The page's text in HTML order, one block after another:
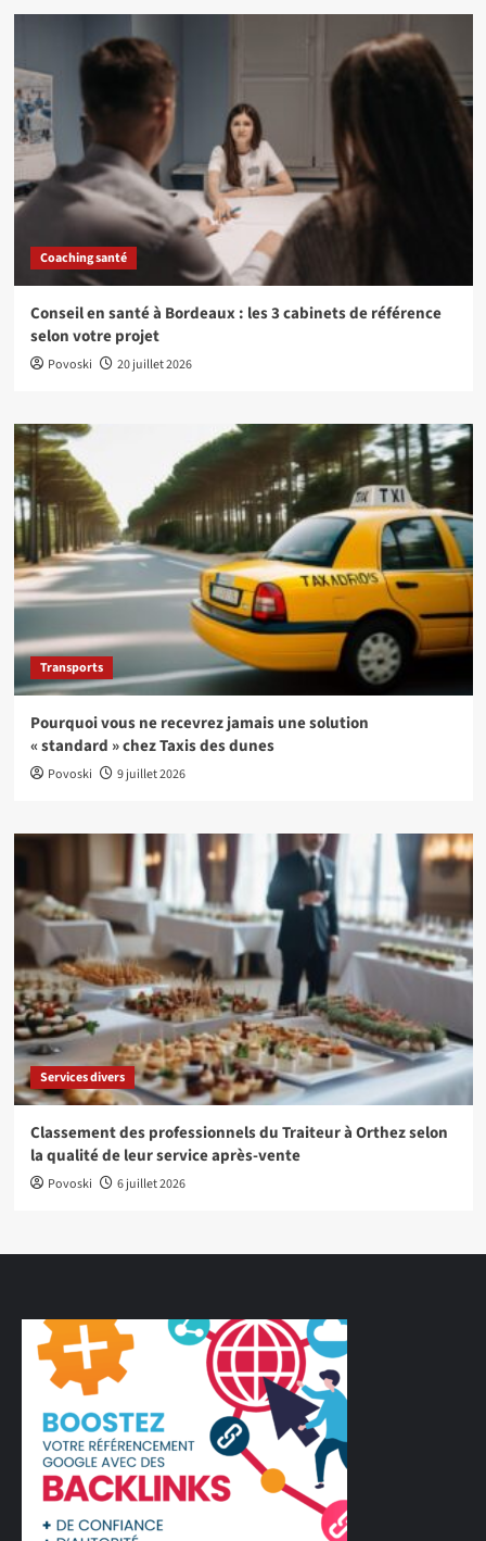
Coaching santé
Conseil en santé à Bordeaux : les 3 cabinets de référence
selon votre projet
Povoski 20 juillet 2026
Transports
Pourquoi vous ne recevrez jamais une solution
« standard » chez Taxis des dunes
Povoski 9 juillet 2026
Services divers
Classement des professionnels du Traiteur à Orthez selon
la qualité de leur service après-vente
Povoski 6 juillet 2026